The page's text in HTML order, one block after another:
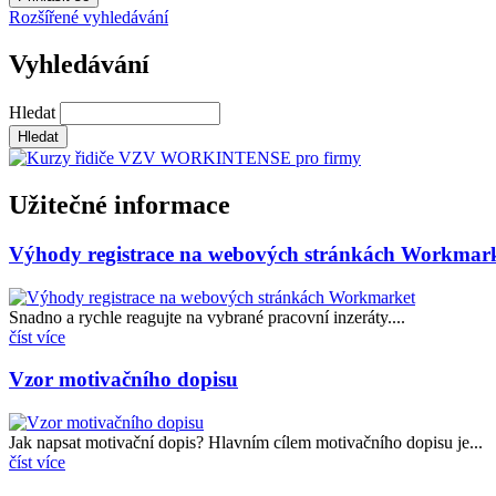
Rozšířené vyhledávání
Vyhledávání
Hledat
Užitečné informace
Výhody registrace na webových stránkách
Snadno a rychle reagujte na vybrané pracovní inzeráty....
číst více
Vzor motivačního dopisu
Jak napsat motivační dopis? Hlavním cílem motivačního dopisu je...
číst více